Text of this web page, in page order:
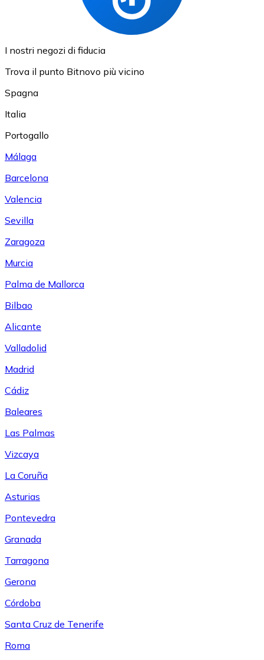
I nostri negozi di fiducia
Trova il punto Bitnovo più vicino
Spagna
Italia
Portogallo
Málaga
Barcelona
Valencia
Sevilla
Zaragoza
Murcia
Palma de Mallorca
Bilbao
Alicante
Valladolid
Madrid
Cádiz
Baleares
Las Palmas
Vizcaya
La Coruña
Asturias
Pontevedra
Granada
Tarragona
Gerona
Córdoba
Santa Cruz de Tenerife
Roma